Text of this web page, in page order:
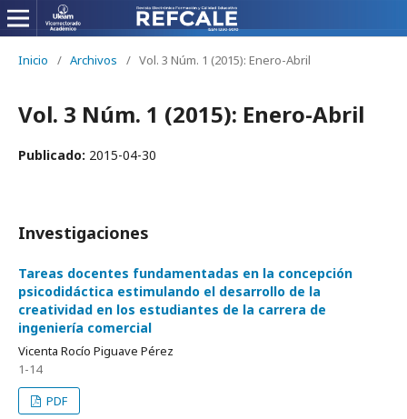
Inicio / Archivos / Vol. 3 Núm. 1 (2015): Enero-Abril
Vol. 3 Núm. 1 (2015): Enero-Abril
Publicado: 2015-04-30
Investigaciones
Tareas docentes fundamentadas en la concepción
psicodidáctica estimulando el desarrollo de la
creatividad en los estudiantes de la carrera de
ingeniería comercial
Vicenta Rocío Piguave Pérez
1-14
PDF